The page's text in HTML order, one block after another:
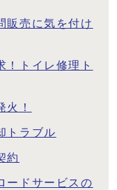
販売に気を付け
！トイレ修理ト
火！
トラブル
約
ードサービスの